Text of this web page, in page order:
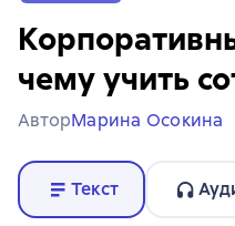
чему учить
АвторМарина Осокина
Текст